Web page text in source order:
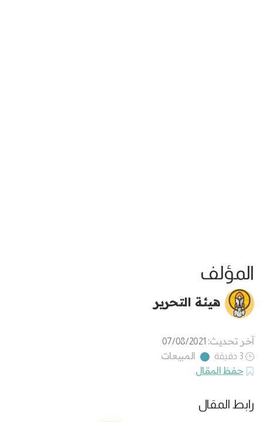
المؤلف
هيئة التحرير
آخر تحديث: 07/08/2021
3 دقيقة
المبيعات
حفظ المقال
رابط المقال